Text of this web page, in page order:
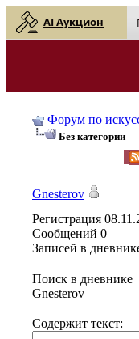
AI Аукцион
Форум по
Без категории
Gnesterov
Регистрация
Сообщений 0
Записей в
Поиск в дневнике
Gnesterov
Содержит текст: